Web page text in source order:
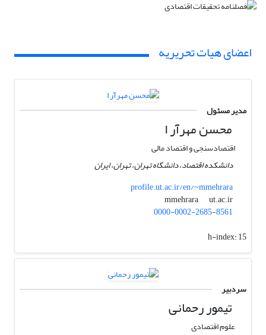
اعضای هیات تحریریه
مدیر مسئول
محسن مهرآر ا
اقتصادسنجی و اقتصاد مالی
دانشکده اقتصاد، دانشگاه تهران، تهران، ایران
profile.ut.ac.ir/en/~mmehrara
mmehrara
ut.ac.ir
0000-0002-2685-8561
h-index:15
سردبیر
تیمور رحمانی
علوم اقتصادی